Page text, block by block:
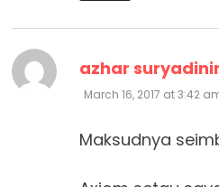
azhar
March 16, 2017 at 3:42
Maksudnya